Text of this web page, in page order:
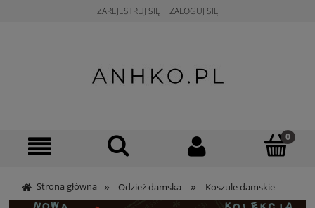
ZAREJESTRUJ SIĘ ZALOGUJ SIĘ
Strona główna » Odzież damska » Koszule damskie